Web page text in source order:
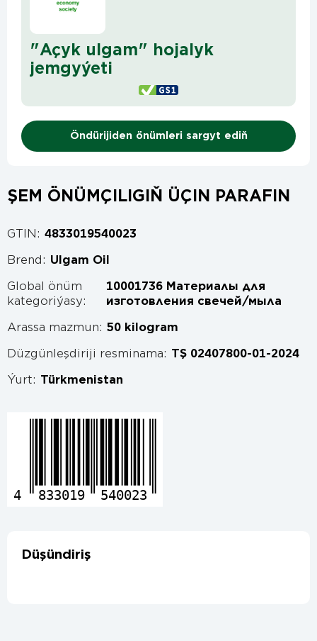
"Açyk ulgam" hojalyk
jemgyýeti
Öndürijiden önümleri sargyt ediň
ŞEM ÖNÜMÇILIGIŇ ÜÇIN PARAFIN
GTIN: 4833019540023
Brend: Ulgam Oil
Global önüm
kategoriýasy:
10001736 Материалы для
изготовления свечей/мыла
Arassa mazmun: 50 kilogram
Düzgünleşdiriji resminama: TŞ 02407800-01-2024
Ýurt: Türkmenistan
4 833019 540023
Düşündiriş